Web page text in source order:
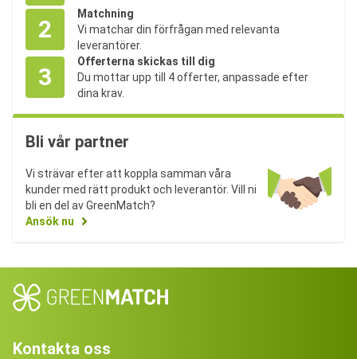
2
Matchning
Vi matchar din förfrågan med relevanta
leverantörer.
3
Offerterna skickas till dig
Du mottar upp till 4 offerter, anpassade efter
dina krav.
Bli vår partner
Vi strävar efter att koppla samman våra
kunder med rätt produkt och leverantör. Vill ni
bli en del av GreenMatch?
Ansök nu
Kontakta oss